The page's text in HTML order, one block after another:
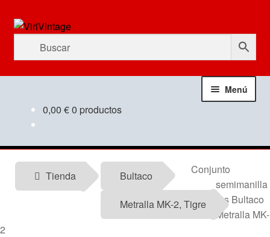
Ir
a
navegación
Ir
al
contenido
Menú
Mi Cuenta
Contactar
0,00 €0 productos
Tienda Bultaco
Metralla MK-2, Tigre
Conjunto
semimanilla
res Bultaco
Metralla MK-
2